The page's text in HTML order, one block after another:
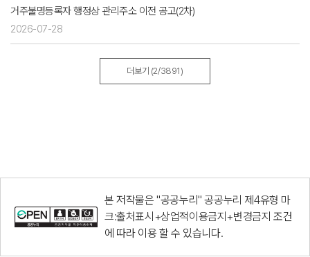
거주불명등록자 행정상 관리주소 이전 공고(2차)
2026-07-28
더보기 (2/3891)
본 저작물은 "공공누리"공공누리 제4유형 마
크:출처표시+상업적이용금지+변경금지 조건
에 따라 이용 할 수 있습니다.